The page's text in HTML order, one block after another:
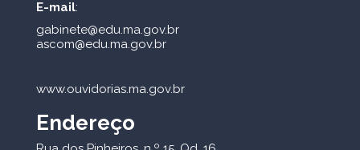
E-mail:
gabinete@edu.ma.gov.br
ascom@edu.ma.gov.br
www.ouvidorias.ma.gov.br
Endereço